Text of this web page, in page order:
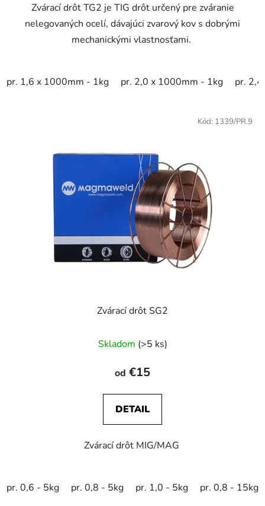
hviezdičiek.
Zvárací drôt TG2 je TIG drôt určený pre zváranie
nelegovaných ocelí, dávajúci zvarový kov s dobrými
mechanickými vlastnosťami.
pr. 1,6 x 1000mm - 1kg pr. 2,0 x 1000mm - 1kg pr.
Zvárací drôt SG2
Skladom (>5 ks)
od €15
DETAIL
Zvárací drôt MIG/MAG
pr. 0,6 - 5kg pr. 0,8 - 5kg pr. 1,0 - 5kg pr. 0,8 - 15kg
Kód: 1339/PR.9